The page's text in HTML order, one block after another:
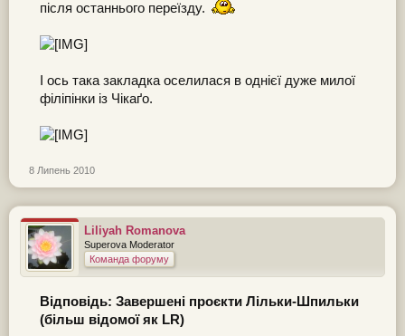
після останнього переїзду.
І ось така закладка оселилася в однієї дуже милої
філіпінки із Чікаґо.
8 Липень 2010
Liliyah Romanova
Superova Moderator
Команда форуму
Відповідь: Завершені проєкти Лільки-Шпильки
(більш відомої як LR)